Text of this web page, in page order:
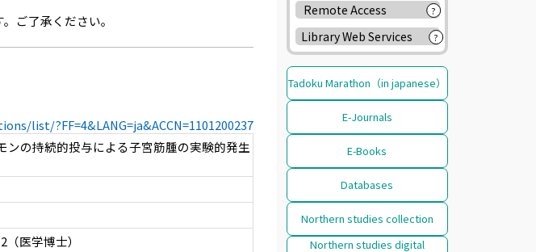
ご了承ください。
list/?FF=4&LANG=ja&ACCN=1101200237
ンの持続的投与による子宮筋腫の実験的発生
医学博士）
Remote Access ?
Library Web Services ?
Tadoku Marathon（in japanese）
E-Journals
E-Books
Databases
Northern studies collection
Northern studies digital